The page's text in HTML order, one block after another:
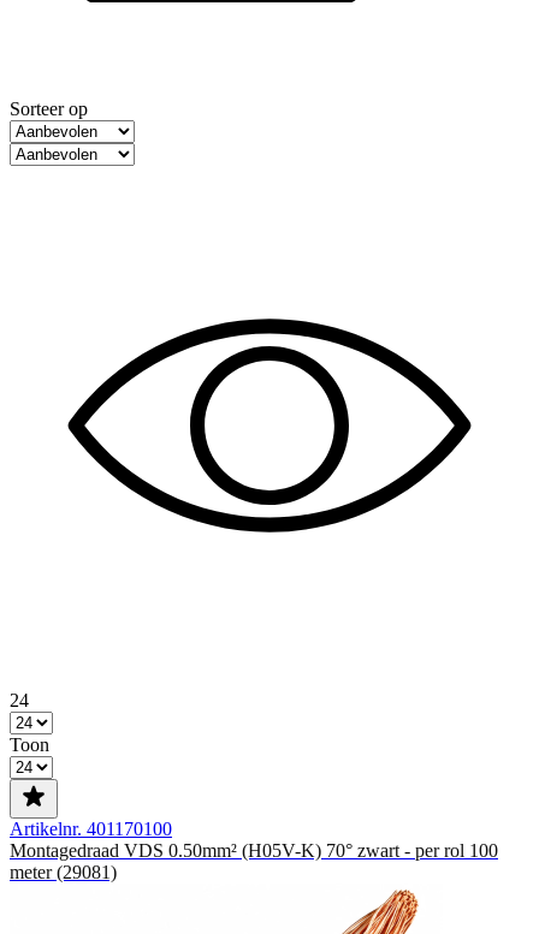
Sorteer op
24
Toon
Artikelnr. 401170100
Montagedraad VDS 0.50mm² (H05V-K) 70° zwart - per rol 100
meter (29081)